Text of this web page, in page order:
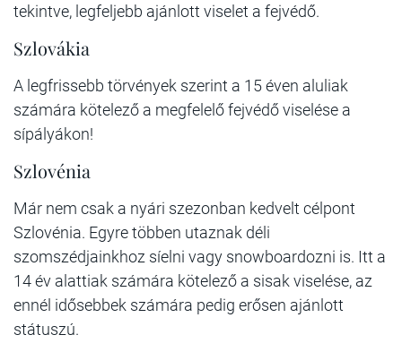
tekintve, legfeljebb ajánlott viselet a fejvédő.
Szlovákia
A legfrissebb törvények szerint a 15 éven aluliak
számára kötelező a megfelelő fejvédő viselése a
sípályákon!
Szlovénia
Már nem csak a nyári szezonban kedvelt célpont
Szlovénia. Egyre többen utaznak déli
szomszédjainkhoz síelni vagy snowboardozni is. Itt a
14 év alattiak számára kötelező a sisak viselése, az
ennél idősebbek számára pedig erősen ajánlott
státuszú.